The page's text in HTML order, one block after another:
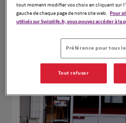
Naviguer
tout moment modifier vos choix en cliquant sur
gauche de chaque page de notre site web. Pour
utilisés sur Swisslife.fr, vous pouvez accéder à la
Préférence pour tous
Tout refuser